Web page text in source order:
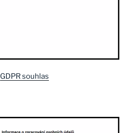
GDPR souhlas